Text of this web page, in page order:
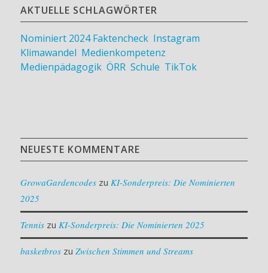
AKTUELLE SCHLAGWÖRTER
Nominiert 2024 Faktencheck, Instagram
Klimawandel Medienkompetenz
Medienpädagogik, ÖRR, Schule TikTok
NEUESTE KOMMENTARE
GrowaGardencodeszu KI-Sonderpreis: Die Nominierten
2025
Tenniszu KI-Sonderpreis: Die Nominierten 2025
basketbroszu Zwischen Stimmen und Streams